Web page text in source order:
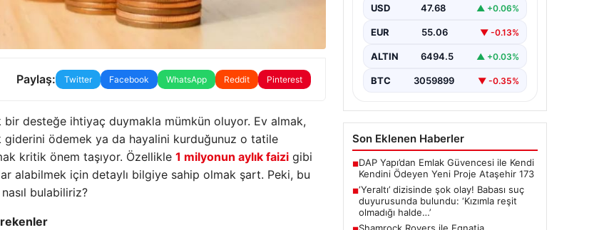
Paylaş: Twitter Facebook WhatsApp Reddit Pinterest
desteğe ihtiyaç duymakla mümkün oluyor. Ev almak,
giderini ödemek ya da hayalini kurduğunuz o tatile
kritik önem taşıyor. Özellikle 1 milyonun aylık faizi gibi
alabilmek için detaylı bilgiye sahip olmak şart. Peki, bu
bulabiliriz?
‘Kızımla reşit olmadığı
halde…’
USD 47.68 ▲ +0.06%
EUR 55.06 ▼ -0.13%
ALTIN 6494.5 ▲ +0.03%
BTC 3059899 ▼ -0.35%
Son Eklenen Haberler
■DAP Yapı’dan Emlak Güvencesi ile Kendi
Kendini Ödeyen Yeni Proje Ataşehir 173
■‘Yeraltı’ dizisinde şok olay! Babası suç
duyurusunda bulundu: ‘Kızımla reşit
olmadığı halde…’